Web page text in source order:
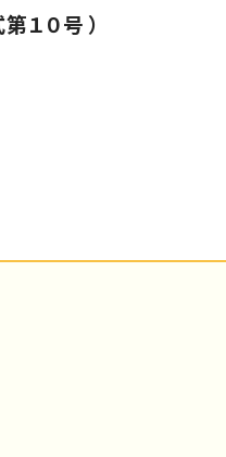
１０号 ）